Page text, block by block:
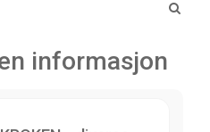
informasjon